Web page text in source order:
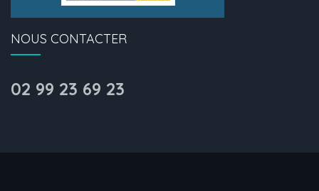
NOUS CONTACTER
02 99 23 69 23